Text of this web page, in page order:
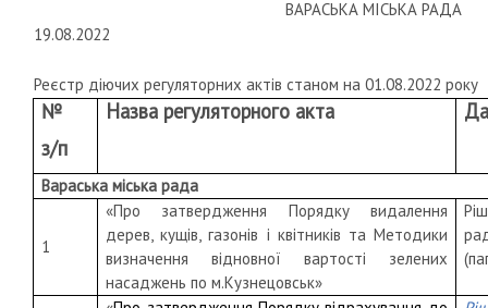
ВАРАСЬКА МІСЬКА РАДА
19.08.2022
Реєстр діючих регуляторних актів станом на 01.08.2022 року
№
з/п
Назва регуляторного акта
Вараська міська рада
1
«Про затвердження Порядку видалення
дерев, кущів, газонів і квітників та Методики
визначення відновної вартості зелених
насаджень по м.Кузнецовськ»